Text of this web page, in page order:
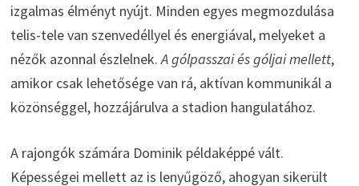
izgalmas élményt nyújt. Minden egyes megmozdulása
telis-tele van szenvedéllyel és energiával, melyeket a
nézők azonnal észlelnek.A gólpasszai és góljai mellett,
amikor csak lehetősége van rá, aktívan kommunikál a
közönséggel, hozzájárulva a stadion hangulatához.
A rajongók számára Dominik példaképpé vált.
Képességei mellett az is lenyűgöző, ahogyan sikerült